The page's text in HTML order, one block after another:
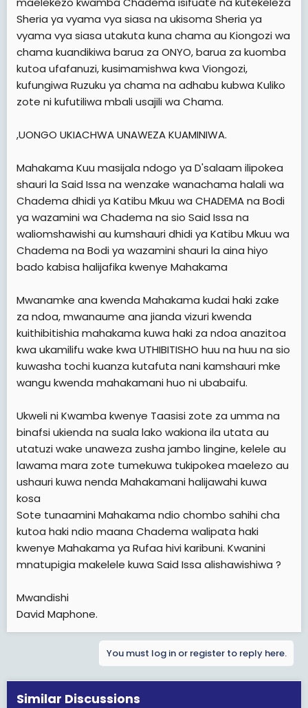
Sheria ya vyama vya siasa na ukisoma Sheria ya
vyama vya siasa utakuta kuna chama au Kiongozi wa
chama kuandikiwa barua za ONYO, barua za kuomba
kutoa ufafanuzi, kusimamishwa kwa Viongozi,
kufungiwa Ruzuku ya chama na adhabu kubwa Kuliko
zote ni kufutiliwa mbali usajili wa Chama.
,UONGO UKIACHWA UNAWEZA KUAMINIWA.
Mahakama Kuu masijala ndogo ya D'salaam ilipokea
shauri la Said Issa na wenzake wanachama halali wa
Chadema dhidi ya Katibu Mkuu wa CHADEMA na Bodi
ya wazamini wa Chadema na sio Said Issa na
waliomshawishi au kumshauri dhidi ya Katibu Mkuu wa
Chadema na Bodi ya wazamini shauri la aina hiyo
bado kabisa halijafika kwenye Mahakama
Mwanamke ana kwenda Mahakama kudai haki zake
za ndoa, mwanaume ana jianda vizuri kwenda
kuithibitishia mahakama kuwa haki za ndoa anazitoa
kwa ukamilifu wake kwa UTHIBITISHO huu na huu na sio
kuwasha tochi kuanza kutafuta nani kamshauri mke
wangu kwenda mahakamani huo ni ubabaifu.
Ukweli ni Kwamba kwenye Taasisi zote za umma na
binafsi ukienda na suala lako wakiona ila utata au
utatuzi wake unaweza zusha jambo lingine, kelele au
lawama mara zote tumekuwa tukipokea maelezo au
ushauri kuwa nenda Mahakamani halijawahi kuwa
kosa
Sote tunaamini Mahakama ndio chombo sahihi cha
kutoa haki ndio maana Chadema walipata haki
kwenye Mahakama ya Rufaa hivi karibuni. Kwanini
mnatupigia makelele kuwa Said Issa alishawishiwa ?
Mwandishi
David Maphone.
You must log in or register to reply here.
Similar Discussions